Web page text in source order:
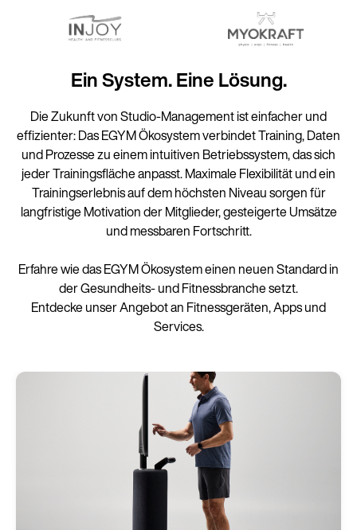
Ein System. Eine Lösung.
Die Zukunft von Studio-Management ist einfacher und
effizienter: Das EGYM Ökosystem verbindet Training, Daten
und Prozesse zu einem intuitiven Betriebssystem, das sich
jeder Trainingsfläche anpasst. Maximale Flexibilität und ein
Trainingserlebnis auf dem höchsten Niveau sorgen für
langfristige Motivation der Mitglieder, gesteigerte Umsätze
und messbaren Fortschritt.
Erfahre wie das EGYM Ökosystem einen neuen Standard in
der Gesundheits- und Fitnessbranche setzt.
Entdecke unser Angebot an Fitnessgeräten, Apps und
Services.